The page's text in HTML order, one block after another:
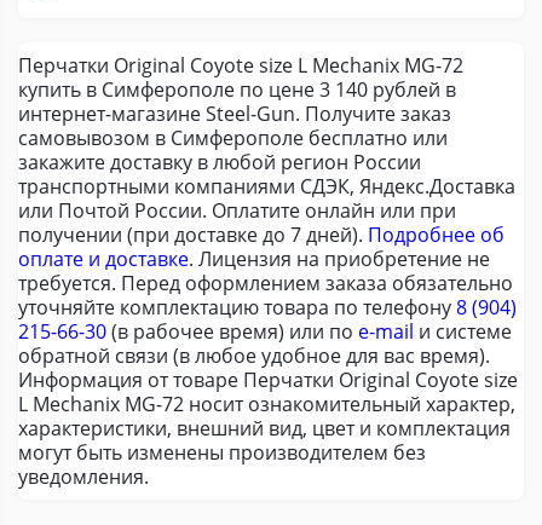
Перчатки Original Coyote size L Mechanix MG-72
купить в Симферополе по цене 3 140 рублей в
интернет-магазине Steel-Gun. Получите заказ
самовывозом в Симферополе бесплатно или
закажите доставку в любой регион России
транспортными компаниями СДЭК, Яндекс.Доставка
или Почтой России. Оплатите онлайн или при
получении (при доставке до 7 дней). Подробнее об
оплате и доставке. Лицензия на приобретение не
требуется. Перед оформлением заказа обязательно
уточняйте комплектацию товара по телефону8 (904)
215-66-30(в рабочее время) или по e-mail и системе
обратной связи (в любое удобное для вас время).
Информация от товаре Перчатки Original Coyote size
L Mechanix MG-72 носит ознакомительный характер,
характеристики, внешний вид, цвет и комплектация
могут быть изменены производителем без
уведомления.